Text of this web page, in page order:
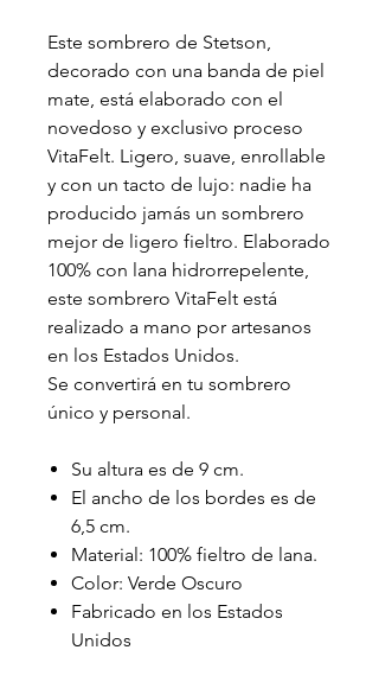
Este sombrero de Stetson,
decorado con una banda de piel
mate, está elaborado con el
novedoso y exclusivo proceso
VitaFelt. Ligero, suave, enrollable
y con un tacto de lujo: nadie ha
producido jamás un sombrero
mejor de ligero fieltro. Elaborado
100% con lana hidrorrepelente,
este sombrero VitaFelt está
realizado a mano por artesanos
en los Estados Unidos.
Se convertirá en tu sombrero
único y personal.
Su altura es de 9 cm.
El ancho de los bordes es de
6,5 cm.
Material: 100% fieltro de lana.
Color: Verde Oscuro
Fabricado en los Estados
Unidos